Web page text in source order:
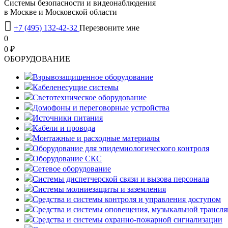
Системы безопасности и видеонаблюдения
в Москве и Московской области
 +7 (495) 132-42-32 Перезвоните мне
0
0 ₽
OБОРУДОВАНИЕ
Взрывозащищенное оборудование
Кабеленесущие системы
Светотехническое оборудование
Домофоны и переговорные устройства
Источники питания
Кабели и провода
Монтажные и расходные материалы
Оборудование для эпидемиологического контроля
Оборудование СКС
Сетевое оборудование
Системы диспетчерской связи и вызова персонала
Системы молниезащиты и заземления
Средства и системы контроля и управления доступом
Средства и системы оповещения, музыкальной
Средства и системы охранно-пожарной сигнализации